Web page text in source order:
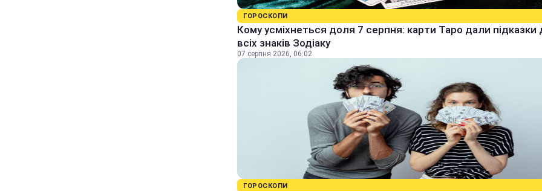
ГОРОСКОПИ
Кому усміхнеться доля 7 серпня: карти Таро дали підказки
всіх знаків Зодіаку
07 серпня 2026, 06:02
ГОРОСКОПИ